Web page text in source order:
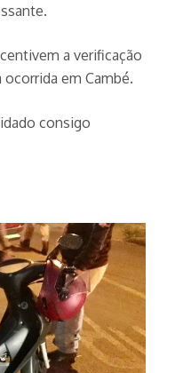
a verificação
em Cambé.
consigo